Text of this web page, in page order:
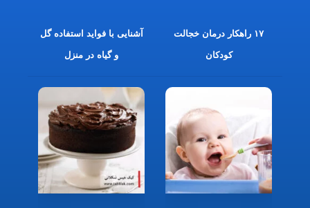
۱۷ راهکار درمان خجالت
کودکان
آشنایی با فواید استفاده گل
و گیاه در منزل